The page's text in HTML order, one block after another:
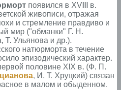
появился в XVIII в.
живописи, отражая
и стремление правдиво и
мир ("обманки" Г. Н.
Т. Ульянова и др.).
натюрморта в течение
эпизодический характер.
половине XIX в. (Ф. П.
, И. Т. Хруцкий) связан
в малом и обыденном.